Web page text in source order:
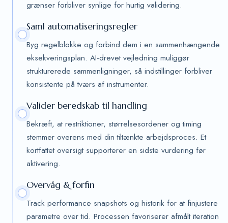
grænser forbliver synlige for hurtig validering.
Saml automatiseringsregler
Byg regelblokke og forbind dem i en sammenhængende
eksekveringsplan. AI-drevet vejledning muliggør
strukturerede sammenligninger, så indstillinger forbliver
konsistente på tværs af instrumenter.
Valider beredskab til handling
Bekræft, at restriktioner, størrelsesordener og timing
stemmer overens med din tiltænkte arbejdsproces. Et
kortfattet oversigt supporterer en sidste vurdering før
aktivering.
Overvåg & forfin
Track performance snapshots og historik for at finjustere
parametre over tid. Processen favoriserer afmålt iteration